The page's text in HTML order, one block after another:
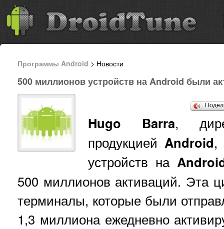
Программы Android > Новости
500 миллионов устройств на Android были
Hugo Barra,
продукцией Android,
устройств на
500 миллионов активаций. Эта
терминалы, которые были
1,3 миллиона ежедневно